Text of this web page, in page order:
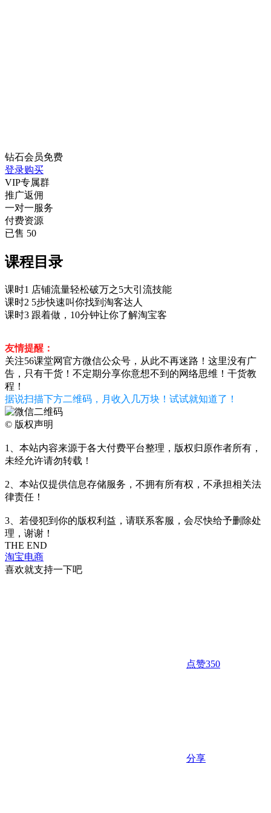
钻石会员免费
登录购买
VIP专属群
推广返佣
一对一服务
付费资源
已售 50
课程目录
课时1 店铺流量轻松破万之5大引流技能
课时2 5步快速叫你找到淘客达人
课时3 跟着做，10分钟让你了解淘宝客
友情提醒：
关注56课堂网官方微信公众号，从此不再迷路！这里没有广
告，只有干货！不定期分享你意想不到的网络思维！干货教
程！
据说扫描下方二维码，月收入几万块！试试就知道了！
© 版权声明
1、本站内容来源于各大付费平台整理，版权归原作者所有，
未经允许请勿转载！
2、本站仅提供信息存储服务，不拥有所有权，不承担相关法
律责任！
3、若侵犯到你的版权利益，请联系客服，会尽快给予删除处
理，谢谢！
THE END
淘宝电商
喜欢就支持一下吧
点赞350
分享